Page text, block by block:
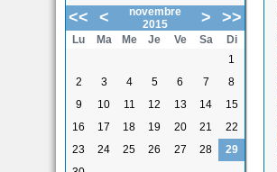
<< <
novembre
2015
> >>
Lu Ma Me Je Ve Sa
Di
1
2
3 4 5 6 7
8
9
10 11 12 13 14
15
16
17 18 19 20 21
22
23
24 25 26 27 28
29